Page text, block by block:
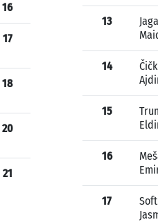
16
17
18
20
21
13
14
15
16
17